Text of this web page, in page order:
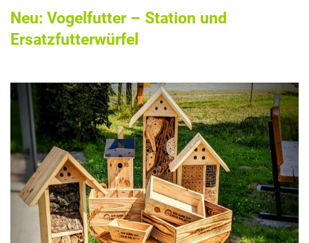
Neu: Vogelfutter – Station und
Ersatzfutterwürfel